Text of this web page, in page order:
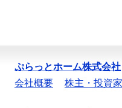
ぷらっとホーム株式会社
会社概要
株主・投資